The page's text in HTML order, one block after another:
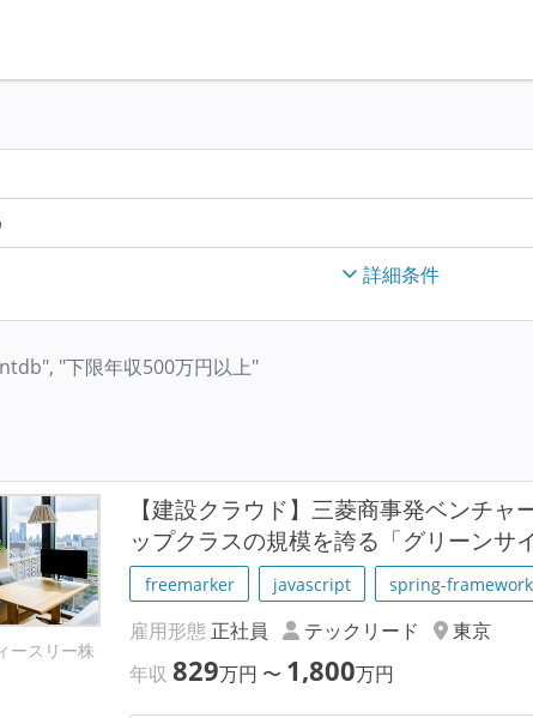
詳細条件
"下限年収500万円以上"
ースリー株
【建設クラウド】三菱商事発ベンチ
ップクラスの規模を誇る「グリーンサ
freemarker javascript spring-framework
雇用形態 正社員 テックリード
東京
年収829万円 〜 1,800万円